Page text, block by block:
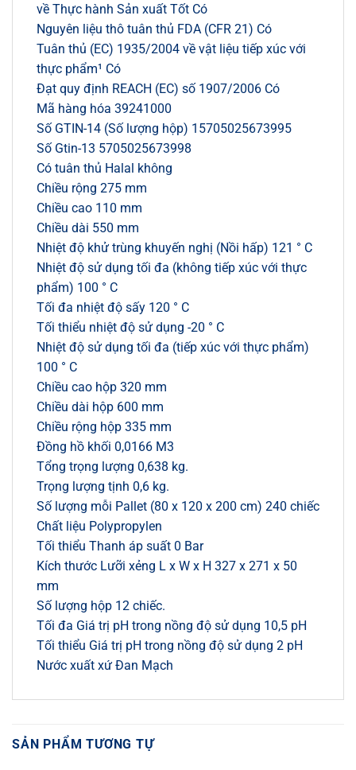
về Thực hành Sản xuất Tốt Có
Nguyên liệu thô tuân thủ FDA (CFR 21) Có
Tuân thủ (EC) 1935/2004 về vật liệu tiếp xúc với
thực phẩm¹ Có
Đạt quy định REACH (EC) số 1907/2006 Có
Mã hàng hóa 39241000
Số GTIN-14 (Số lượng hộp) 15705025673995
Số Gtin-13 5705025673998
Có tuân thủ Halal không
Chiều rộng 275 mm
Chiều cao 110 mm
Chiều dài 550 mm
Nhiệt độ khử trùng khuyến nghị (Nồi hấp) 121 ° C
Nhiệt độ sử dụng tối đa (không tiếp xúc với thực
phẩm) 100 ° C
Tối đa nhiệt độ sấy 120 ° C
Tối thiểu nhiệt độ sử dụng -20 ° C
Nhiệt độ sử dụng tối đa (tiếp xúc với thực phẩm)
100 ° C
Chiều cao hộp 320 mm
Chiều dài hộp 600 mm
Chiều rộng hộp 335 mm
Đồng hồ khối 0,0166 M3
Tổng trọng lượng 0,638 kg.
Trọng lượng tịnh 0,6 kg.
Số lượng mỗi Pallet (80 x 120 x 200 cm) 240 chiếc
Chất liệu Polypropylen
Tối thiểu Thanh áp suất 0 Bar
Kích thước Lưỡi xẻng L x W x H 327 x 271 x 50
mm
Số lượng hộp 12 chiếc.
Tối đa Giá trị pH trong nồng độ sử dụng 10,5 pH
Tối thiểu Giá trị pH trong nồng độ sử dụng 2 pH
Nước xuất xứ Đan Mạch
SẢN PHẨM TƯƠNG TỰ